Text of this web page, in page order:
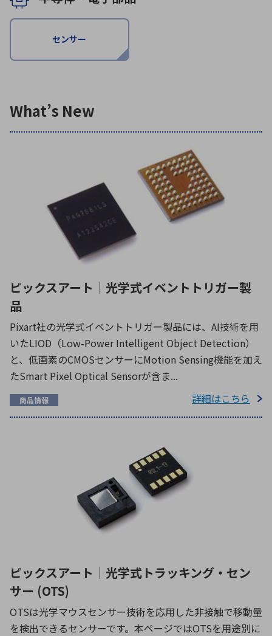
環境構築・開発システム
センサー
What’s New
ピックスアート｜光学式イベントトリガー製
品
Pixart社の光学式イベントトリガー製品には、AI技術を用
いたLIOD（Low-Power Intelligent Object Detection）
と、低画素のCMOSセンサーにMotion Sensing機能を加え
たSmart Pixel Optical Sensorが含ま...
商品情報 詳細はこちら
ピックスアート｜光学式トラッキング・セン
サー (OTS)
OTSは光学マウスセンサー技術を応用した非接触で移動量
を検出できるセンサーです。本ページではOTSを用途別に